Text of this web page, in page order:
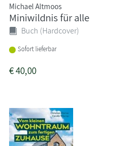
Michael Altmoos
Miniwildnis für alle
Buch (Hardcover)
Sofort lieferbar
€40,00